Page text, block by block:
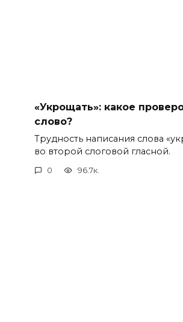
«Укрощать»: какое
слово?
Трудность написания слова
во второй слоговой гласной.
0 96.7к.